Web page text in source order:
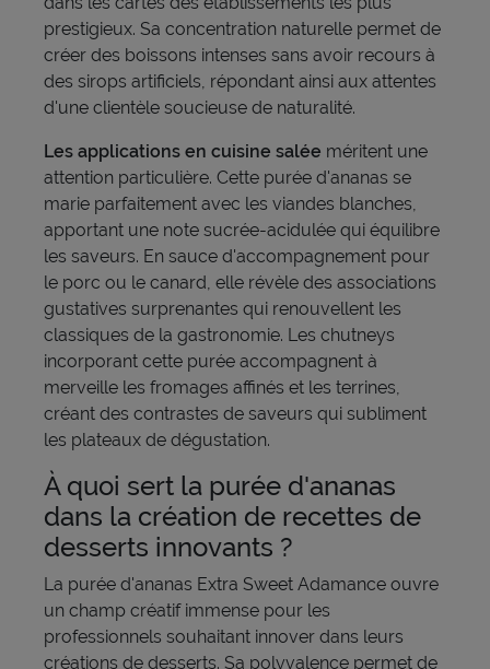
prestigieux. Sa concentration naturelle permet de
créer des boissons intenses sans avoir recours à
des sirops artificiels, répondant ainsi aux attentes
d'une clientèle soucieuse de naturalité.
Les applications en cuisine salée méritent une
attention particulière. Cette purée d'ananas se
marie parfaitement avec les viandes blanches,
apportant une note sucrée-acidulée qui équilibre
les saveurs. En sauce d'accompagnement pour
le porc ou le canard, elle révèle des associations
gustatives surprenantes qui renouvellent les
classiques de la gastronomie. Les chutneys
incorporant cette purée accompagnent à
merveille les fromages affinés et les terrines,
créant des contrastes de saveurs qui subliment
les plateaux de dégustation.
À quoi sert la purée d'ananas
dans la création de recettes de
desserts innovants ?
La purée d'ananas Extra Sweet Adamance ouvre
un champ créatif immense pour les
professionnels souhaitant innover dans leurs
créations de desserts. Sa polyvalence permet de